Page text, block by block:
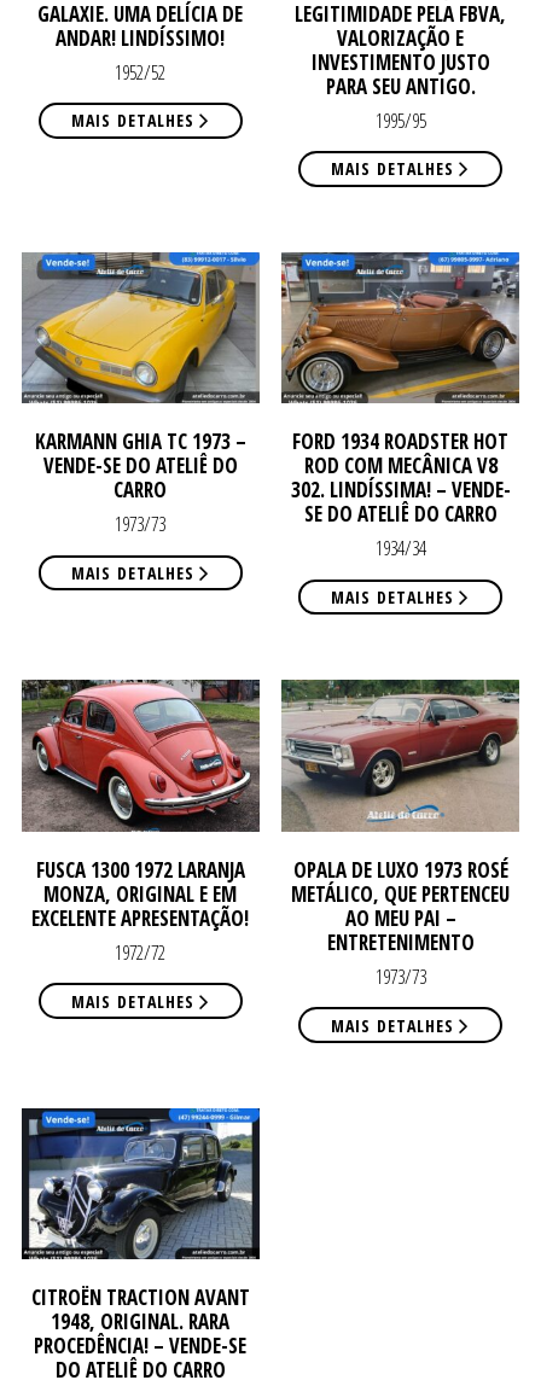
GALAXIE. UMA DELÍCIA DE
ANDAR! LINDÍSSIMO!
1952/52
MAIS DETALHES
LEGITIMIDADE PELA FBVA,
VALORIZAÇÃO E
INVESTIMENTO JUSTO
PARA SEU ANTIGO.
1995/95
MAIS DETALHES
KARMANN GHIA TC 1973 –
VENDE-SE DO ATELIÊ DO
CARRO
1973/73
MAIS DETALHES
FORD 1934 ROADSTER HOT
ROD COM MECÂNICA V8
302. LINDÍSSIMA! – VENDE-
SE DO ATELIÊ DO CARRO
1934/34
MAIS DETALHES
FUSCA 1300 1972 LARANJA
MONZA, ORIGINAL E EM
EXCELENTE APRESENTAÇÃO!
1972/72
MAIS DETALHES
OPALA DE LUXO 1973 ROSÉ
METÁLICO, QUE PERTENCEU
AO MEU PAI –
ENTRETENIMENTO
1973/73
MAIS DETALHES
CITROËN TRACTION AVANT
1948, ORIGINAL. RARA
PROCEDÊNCIA! – VENDE-SE
DO ATELIÊ DO CARRO